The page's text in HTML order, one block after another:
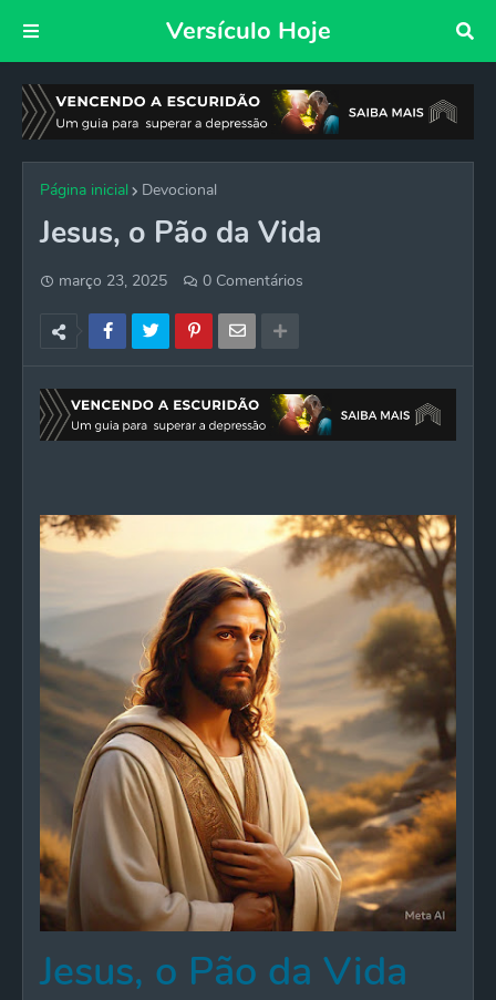
Versículo Hoje
Página inicial Devocional
Jesus, o Pão da Vida
março 23, 2025 0 Comentários
Jesus, o Pão da Vida